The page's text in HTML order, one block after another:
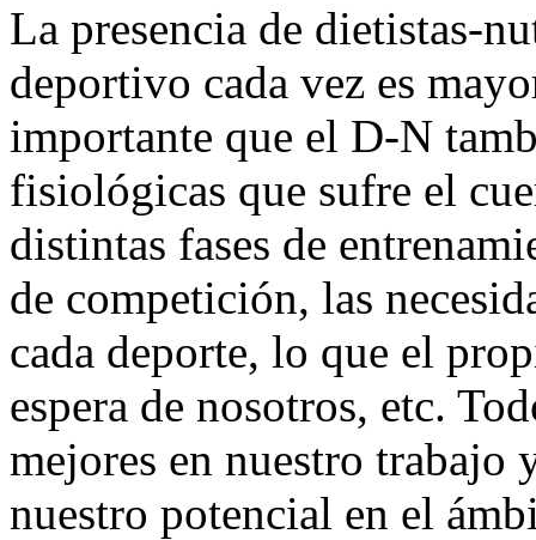
La presencia de dietistas-
deportivo cada vez es
importante que el D-N
fisiológicas que sufre el
distintas fases de
de competición, las
cada deporte, lo que el
espera de nosotros, etc.
mejores en nuestro trabajo
nuestro potencial en el